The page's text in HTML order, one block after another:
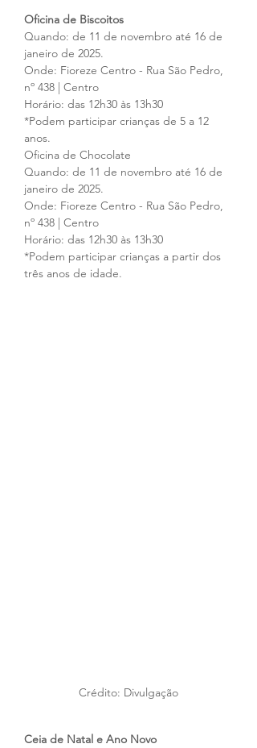
Oficina de Biscoitos
Quando: de 11 de novembro até 16 de
janeiro de 2025.
Onde: Fioreze Centro - Rua São Pedro,
nº 438 | Centro
Horário: das 12h30 às 13h30
*Podem participar crianças de 5 a 12
anos.
Oficina de Chocolate
Quando: de 11 de novembro até 16 de
janeiro de 2025.
Onde: Fioreze Centro - Rua São Pedro,
nº 438 | Centro
Horário: das 12h30 às 13h30
*Podem participar crianças a partir dos
três anos de idade.
Crédito: Divulgação
Ceia de Natal e Ano Novo